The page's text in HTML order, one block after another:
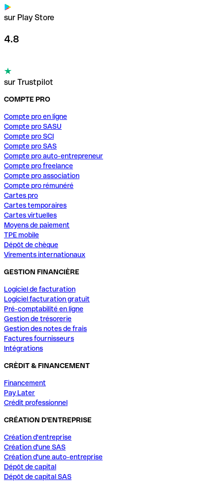
sur Play Store
4.8
sur Trustpilot
COMPTE PRO
Compte pro en ligne
Compte pro SASU
Compte pro SCI
Compte pro SAS
Compte pro auto-entrepreneur
Compte pro freelance
Compte pro association
Compte pro rémunéré
Cartes pro
Cartes temporaires
Cartes virtuelles
Moyens de paiement
TPE mobile
Dépôt de chèque
Virements internationaux
GESTION FINANCIÈRE
Logiciel de facturation
Logiciel facturation gratuit
Pré-comptabilité en ligne
Gestion de trésorerie
Gestion des notes de frais
Factures fournisseurs
Intégrations
CRÈDIT & FINANCEMENT
Financement
Pay Later
Crédit professionnel
CRÉATION D'ENTREPRISE
Création d'entreprise
Création d'une SAS
Création d'une auto-entreprise
Dépôt de capital
Dépôt de capital SAS